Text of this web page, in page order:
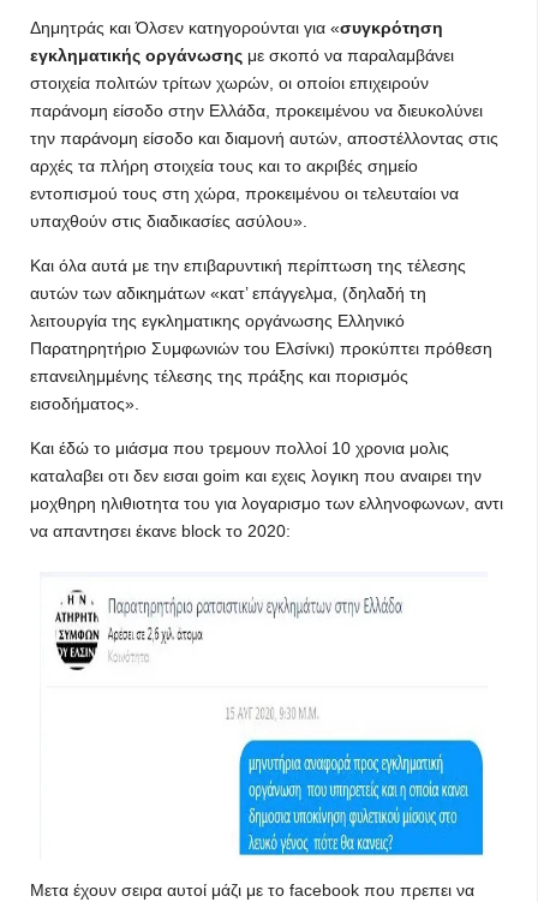
Δημητράς και Όλσεν κατηγορούνται για «συγκρότηση
εγκληματικής οργάνωσης με σκοπό να παραλαμβάνει
στοιχεία πολιτών τρίτων χωρών, οι οποίοι επιχειρούν
παράνομη είσοδο στην Ελλάδα, προκειμένου να διευκολύνει
την παράνομη είσοδο και διαμονή αυτών, αποστέλλοντας στις
αρχές τα πλήρη στοιχεία τους και το ακριβές σημείο
εντοπισμού τους στη χώρα, προκειμένου οι τελευταίοι να
υπαχθούν στις διαδικασίες ασύλου».
Και όλα αυτά με την επιβαρυντική περίπτωση της τέλεσης
αυτών των αδικημάτων «κατ’ επάγγελμα, (δηλαδή τη
λειτουργία της εγκληματικης οργάνωσης Ελληνικό
Παρατηρητήριο Συμφωνιών του Ελσίνκι) προκύπτει πρόθεση
επανειλημμένης τέλεσης της πράξης και πορισμός
εισοδήματος».
Και έδώ το μιάσμα που τρεμουν πολλοί 10 χρονια μολις
καταλαβει οτι δεν εισαι goim και εχεις λογικη που αναιρει την
μοχθηρη ηλιθιοτητα του για λογαρισμο των ελληνοφωνων, αντι
να απαντησει έκανε block το 2020:
Μετα έχουν σειρα αυτοί μάζι με το facebook που πρεπει να